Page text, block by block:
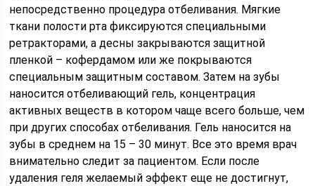
непосредственно процедура отбеливания. Мягкие
ткани полости рта фиксируются специальными
ретракторами, а десны закрываются защитной
пленкой – кофердамом или же покрываются
специальным защитным составом. Затем на зубы
наносится отбеливающий гель, концентрация
активных веществ в котором чаще всего больше, чем
при других способах отбеливания. Гель наносится на
зубы в среднем на 15 – 30 минут. Все это время врач
внимательно следит за пациентом. Если после
удаления геля желаемый эффект еще не достигнут,